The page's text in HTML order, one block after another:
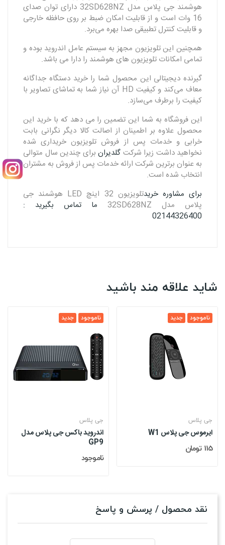
هوشمند جی پلاس مدل 32SD628NZ دارای توان صدای
16 وات است و از قابلیت امکان ضبط بر روی حافظه خارجی
و قابلیت کنترل تطبیقی صدا بهره می‌برد.
همچنین این تلویزیون مجهز به سیستم عامل اندروید بوده و
تمامی امکانات تلویزیون های هوشمند را دارا می باشد.
گیرنده دیجیتالی این محصول شما را خرید دستگاه جداگانه
معاف می‌کند و کیفیت HD آن نیاز شما به تماشای تصاویر با
کیفیت را برطرف می‌سازد.
این فروشگاه به شما این تضمین را می دهد که با خرید این
محصول علاوه بر اطمینان از اصالت کالا دیگر نگرانی بابت
خرابی و خدمات پس از فروش تلویزیون خریداری شده
نخواهید داشت زیرا شرکت گلدیران برای چندین سال متوالی
به عنوان برترین شرکت ارائه خدمات پس از فروش به مشتران
انتخاب شده است.
برای مشاوره خرید
تلویزیون 32 اینچ LED هوشمند جی
پلاس مدل 32SD628NZ
ما تماس بگیرید :
02144326400
شاید علاقه مند باشید
جدید ناموجود
جی پلاس
اندروید باکس جی پلاس مدل
GP9
ناموجود
جدید ناموجود
جی پلاس
ایرموس جی پلاس W1
115 تومان
نقد محصول / پرسش و پاسخ